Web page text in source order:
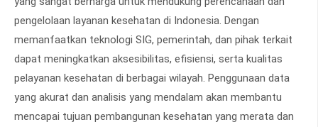
pengelolaan layanan kesehatan di Indonesia. Dengan
memanfaatkan teknologi SIG, pemerintah, dan pihak terkait
dapat meningkatkan aksesibilitas, efisiensi, serta kualitas
pelayanan kesehatan di berbagai wilayah. Penggunaan data
yang akurat dan analisis yang mendalam akan membantu
mencapai tujuan pembangunan kesehatan yang merata dan